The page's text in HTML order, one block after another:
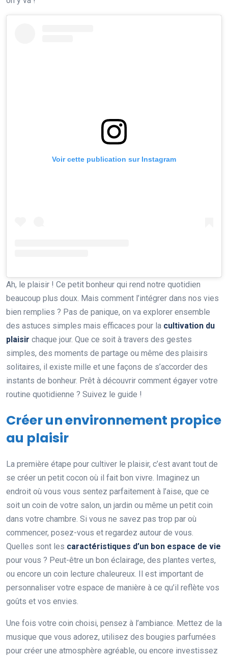
Voir cette publication sur Instagram
Ah, le plaisir ! Ce petit bonheur qui rend notre quotidien
beaucoup plus doux. Mais comment l’intégrer dans nos vies
bien remplies ? Pas de panique, on va explorer ensemble
des astuces simples mais efficaces pour la cultivation du
plaisir chaque jour. Que ce soit à travers des gestes
simples, des moments de partage ou même des plaisirs
solitaires, il existe mille et une façons de s’accorder des
instants de bonheur. Prêt à découvrir comment égayer votre
routine quotidienne ? Suivez le guide !
Créer un environnement propice
au plaisir
La première étape pour cultiver le plaisir, c’est avant tout de
se créer un petit cocon où il fait bon vivre. Imaginez un
endroit où vous vous sentez parfaitement à l’aise, que ce
soit un coin de votre salon, un jardin ou même un petit coin
dans votre chambre. Si vous ne savez pas trop par où
commencer, posez-vous et regardez autour de vous.
Quelles sont les caractéristiques d’un bon espace de vie
pour vous ? Peut-être un bon éclairage, des plantes vertes,
ou encore un coin lecture chaleureux. Il est important de
personnaliser votre espace de manière à ce qu’il reflète vos
goûts et vos envies.
Une fois votre coin choisi, pensez à l’ambiance. Mettez de la
musique que vous adorez, utilisez des bougies parfumées
pour créer une atmosphère agréable, ou encore investissez